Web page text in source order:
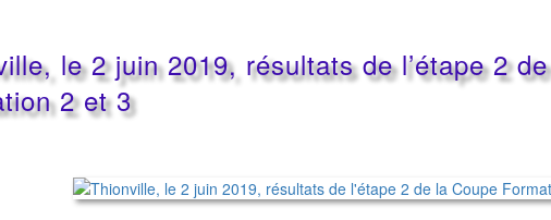
le 2 juin 2019, résultats de l’étape 2
2 et 3